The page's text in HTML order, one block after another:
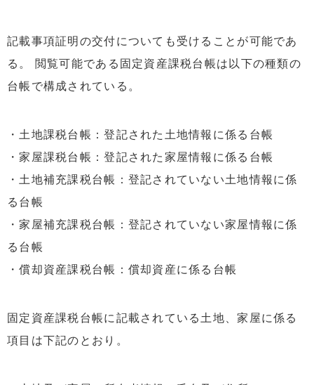
記載事項証明の交付についても受けることが可能であ
る。 閲覧可能である固定資産課税台帳は以下の種類の
台帳で構成されている。
・土地課税台帳：登記された土地情報に係る台帳
・家屋課税台帳：登記された家屋情報に係る台帳
・土地補充課税台帳：登記されていない土地情報に係
る台帳
・家屋補充課税台帳：登記されていない家屋情報に係
る台帳
・償却資産課税台帳：償却資産に係る台帳
固定資産課税台帳に記載されている土地、家屋に係る
項目は下記のとおり。